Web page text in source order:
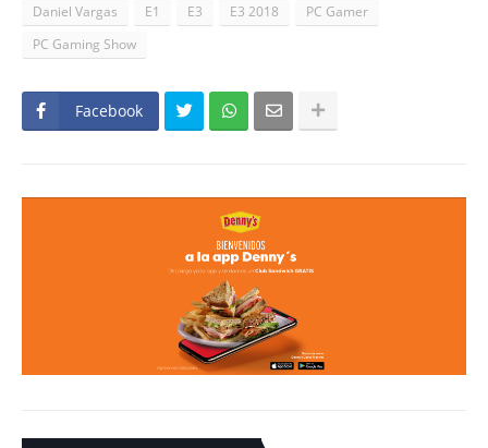
Daniel Vargas E1 E3 E3 2018
PC Gamer
PC Gaming Show
Facebook